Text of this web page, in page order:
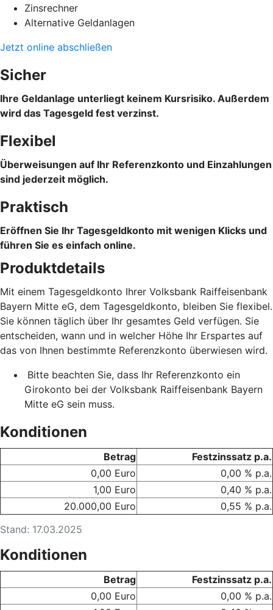
Zinsrechner
Alternative Geldanlagen
Jetzt online abschließen
Sicher
Ihre Geldanlage unterliegt keinem Kursrisiko. Außerdem
wird das Tagesgeld fest verzinst.
Flexibel
Überweisungen auf Ihr Referenzkonto und Einzahlungen
sind jederzeit möglich.
Praktisch
Eröffnen Sie Ihr Tagesgeldkonto mit wenigen Klicks und
führen Sie es einfach online.
Produktdetails
Mit einem Tagesgeldkonto Ihrer Volksbank Raiffeisenbank
Bayern Mitte eG, dem Tagesgeldkonto, bleiben Sie flexibel.
Sie können täglich über Ihr gesamtes Geld verfügen. Sie
entscheiden, wann und in welcher Höhe Ihr Erspartes auf
das von Ihnen bestimmte Referenzkonto überwiesen wird.
Bitte beachten Sie, dass Ihr Referenzkonto ein
Girokonto bei der Volksbank Raiffeisenbank Bayern
Mitte eG sein muss.
Konditionen
Stand: 17.03.2025
Betrag
Festzinssatz p.a.
0,00 Euro
0,00 % p.a.
1,00 Euro
0,40 % p.a.
20.000,00 Euro
0,55 % p.a.
Konditionen
Betrag
Festzinssatz p.a.
0,00 Euro
0,00 % p.a.